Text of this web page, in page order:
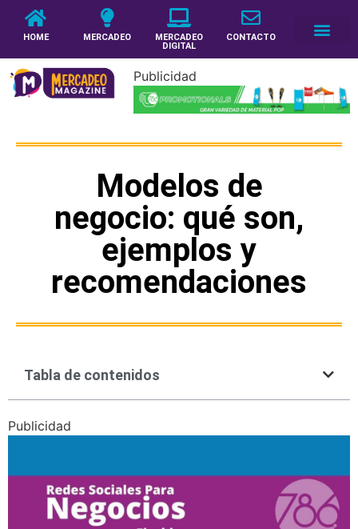
HOME MERCADEO
MERCADEO
DIGITAL
CONTACTO
Publicidad
Modelos de
negocio: qué son,
ejemplos y
recomendaciones
Tabla de contenidos
Publicidad